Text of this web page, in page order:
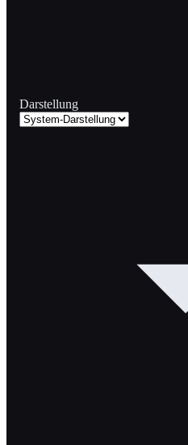
Darstellung